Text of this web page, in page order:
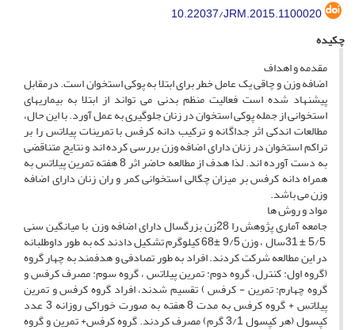
10.22037/JRM.2015.1100020
چکیده
مقدمه و اهداف
اضافه وزن و چاقی یک عامل خطر برای ابتلا به پوکی استخوان است. درمقابل
پیشنهاد شده است فعالیت منظم بدنی می تواند از ابتلا به بیماریهای
استخوانی از جمله پوکی استخوان در زنان جلوگیری به عمل آورد. با این حال،
مطالعات اندکی اثر جداگانه و ترکیب دانه کرفس با تمرینات پیلاتس را بر
تراکم استخوان در زنان دارای اضافه وزن بررسی کرده اند و نتایج متناقضی
به دست آورده اند. لذا هدف از مطالعه حاضر اثر 8 هفته تمرین پیلاتس به
همراه دانه کرفس بر میزان چگالی استخوانی کمر و ران زنان دارای اضافه
وزن می باشد.
مواد و روش ها
جامعه آماری پژوهش را 28زن بزرگسال دارای اضافه وزن با میانگین سنی
5/5 ± 31سال ، وزن 9/5 ±68 کیلوگرم تشکیل دادند که به طور داوطلبانه
در این مطالعه شرکت کردند. افراد به طور تصادفی و هدفمند به چهار گروه
(گروه اول: کنترل، گروه دوم: تمرین پیلاتس ، گروه سوم: مصرف کرفس و
گروه چهارم: تمرین - کرفس ) تقسیم شدند، افراد گروه کرفس و تمرین
پیلاتس + گروه کرفس به مدت 8 هفته به صورت خوراکی روزانه 3 عدد
کپسول (هر کپسول 3/1 گرم) مصرف کردند. گروه کرفس+ تمرین و گروه